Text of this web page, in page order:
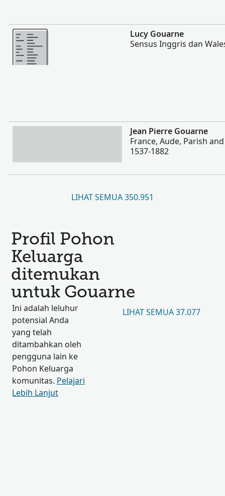
Lebih banyak
Lucy Gouarne
Sensus Inggris dan
Lebih banyak
Jean Pierre Gouarne
France, Aude, Parish
1537-1882
LIHAT SEMUA 350.951
Profil Pohon
Keluarga
ditemukan
untuk Gouarne
Ini adalah leluhur
potensial Anda
yang telah
ditambahkan oleh
pengguna lain ke
Pohon Keluarga
komunitas. Pelajari
Lebih Lanjut
LIHAT SEMUA 37.077